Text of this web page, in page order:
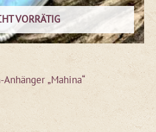
VORRÄTIG
„Mahina“